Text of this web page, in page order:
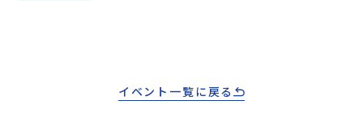
加またはプログラム開始後の解除：100％・催行中止について天候な
どの状況等によって開催を見合わせる可能性があります。その場合
の提出をもって参加確定とさせていただきます。当選確認フォーム
ともに考える、地域みらい留学生が「越境」するものとは地域みら
い留学とは、単に住む場所を変えることなのでしょうか。新しい地
イベント一覧に戻る